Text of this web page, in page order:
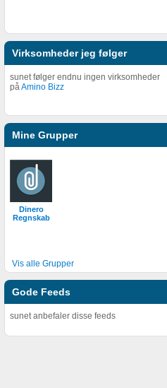
Virksomheder jeg følger
sunet følger endnu ingen virksomheder
påAmino Bizz
Mine Grupper
Dinero
Regnskab
Vis alle Grupper
Gode Feeds
sunet anbefaler disse feeds